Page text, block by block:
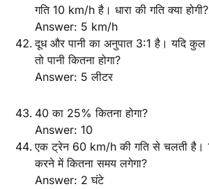
गति 10 km/h है। धारा की गति क्या होगी?
Answer: 5 km/h
दूध और पानी का अनुपात 3:1 है। यदि कुल
तो पानी कितना होगा?
Answer: 5 लीटर
40 का 25% कितना होगा?
Answer: 10
एक ट्रेन 60 km/h की गति से चलती है।
करने में कितना समय लगेगा?
Answer: 2 घंटे